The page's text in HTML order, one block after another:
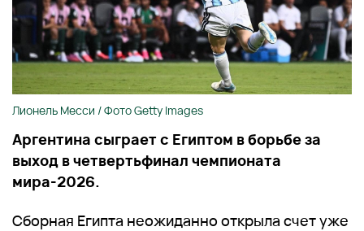
Лионель Месси / Фото Getty Images
Аргентина сыграет с Египтом в борьбе за
выход в четвертьфинал чемпионата
мира-2026.
Сборная Египта неожиданно открыла счет уже